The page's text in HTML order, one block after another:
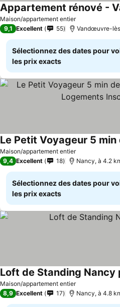
Maison/appartement entier
Appartement rénové -
9,1 Excellent 55 Vandœuvre-
Sélectionnez des dates pour
les prix exacts
Maison/appartement entier
9,4 Excellent 18 Nancy, à 4.2
Sélectionnez des dates pour
les prix exacts
Maison/appartement entier
Loft de Standing Nancy
8,9 Excellent 17 Nancy, à 4.8